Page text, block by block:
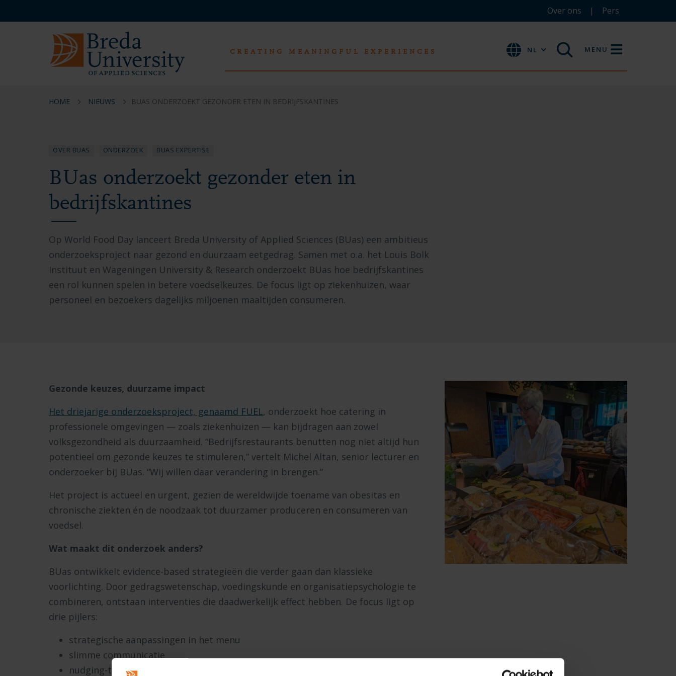
en
en
en
menu
NL
Over ons Pers
CREATING MEANINGFUL EXPERIENCES NL MENU
HOME NIEUWS BUAS ONDERZOEKT GEZONDER ETEN IN BEDRIJFSKANTINES
OVER BUAS ONDERZOEK BUAS EXPERTISE
BUas onderzoekt gezonder eten in
bedrijfskantines
Op World Food Day lanceert Breda University of Applied Sciences (BUas) een ambitieus
onderzoeksproject naar gezond en duurzaam eetgedrag. Samen met o.a. het Louis Bolk
Instituut en Wageningen University & Research onderzoekt BUas hoe bedrijfskantines
een rol kunnen spelen in betere voedselkeuzes. De focus ligt op ziekenhuizen, waar
personeel en bezoekers dagelijks miljoenen maaltijden consumeren.
Gezonde keuzes, duurzame impact
Het driejarige onderzoeksproject, genaamd FUEL, onderzoekt hoe catering in
professionele omgevingen — zoals ziekenhuizen — kan bijdragen aan zowel
volksgezondheid als duurzaamheid. “Bedrijfsrestaurants benutten nog niet altijd hun
potentieel om gezonde keuzes te stimuleren,” vertelt Michel Altan, senior lecturer en
onderzoeker bij BUas. “Wij willen daar verandering in brengen.”
Het project is actueel en urgent, gezien de wereldwijde toename van obesitas en
chronische ziekten én de noodzaak tot duurzamer produceren en consumeren van
voedsel.
Wat maakt dit onderzoek anders?
BUas ontwikkelt evidence-based strategieën die verder gaan dan klassieke
voorlichting. Door gedragswetenschap, voedingskunde en organisatiepsychologie te
combineren, ontstaan interventies die daadwerkelijk effect hebben. De focus ligt op
drie pijlers:
strategische aanpassingen in het menu
slimme communicatie
nudging-technieken die gezonde keuzes makkelijker maken